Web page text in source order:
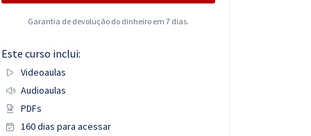
Garantia de devolução do dinheiro em 7 dias.
Este curso inclui:
Videoaulas
Audioaulas
PDFs
160 dias para acessar